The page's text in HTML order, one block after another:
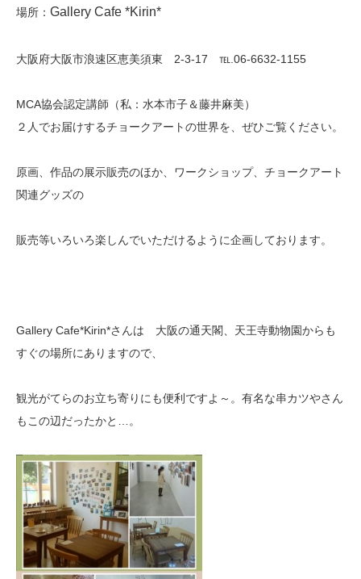
場所： Gallery Cafe *Kirin*
大阪府大阪市浪速区恵美須東 2-3-17 ℡.06-6632-1155
MCA協会認定講師（私：水本市子＆藤井麻美）
２人でお届けするチョークアートの世界を、ぜひご覧ください。
原画、作品の展示販売のほか、ワークショップ、チョークアート
関連グッズの
販売等いろいろ楽しんでいただけるように企画しております。
Gallery Cafe*Kirin*さんは 大阪の通天閣、天王寺動物園からも
すぐの場所にありますので、
観光がてらのお立ち寄りにも便利ですよ～。有名な串カツやさん
もこの辺だったかと…。